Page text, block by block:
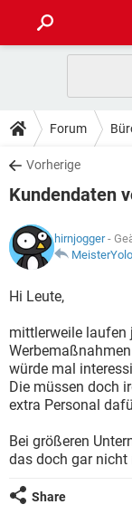
ANDROID
WINDOWS 10
WHATSAPP
FACEBOOK
TIPPS & TRICKS
SPIELE
WHATSAPP
FACEBOOK
DOWNLOADS
SPIELE
ANDROID
WINDOWS 10
WHATSAPP
SPIELE
ANDROID
WINDOWS 10
WHATSAPP
FACEBOOK
LEXIKON
SPIELE
WINDOWS 10
WHATSAPP
FACEBOOK
Forum
Vorherige
Kundendaten
hirnjogger-
MeisterYolo
Hi Leute,
mittlerweile laufen
würde mal
Die müssen doch
extra Personal
Bei größeren
das doch gar nicht
Share